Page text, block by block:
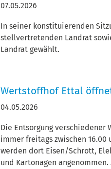
07.05.2026
In seiner konstituierenden
stellvertretenden Landrat
Landrat gewählt.
Wertstoffhof Ettal
04.05.2026
Die Entsorgung
immer freitags zwischen
werden dort Eisen/Schrott,
und Kartonagen angenommen.